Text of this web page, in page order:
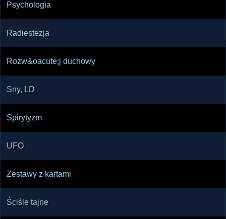
Psychologia
Radiestezja
Rozw&oacute;j duchowy
Sny, LD
Spirytyzm
UFO
Zestawy z kartami
Ściśle tajne